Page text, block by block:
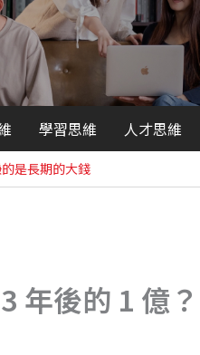
學習思維 人才思維
是長期的大錢
年後的 1 億？